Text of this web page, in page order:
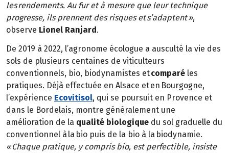
les rendements. Au fur et à mesure que leur technique
progresse, ils prennent des risques et s’adaptent »,
observe Lionel Ranjard.
De 2019 à 2022, l’agronome écologue a ausculté la vie des
sols de plusieurs centaines de viticulteurs
conventionnels, bio, biodynamistes etcomparé les
pratiques. Déjà effectuée en Alsace et en Bourgogne,
l’expérience Ecovitisol, qui se poursuit en Provence et
dans le Bordelais, montre généralement une
amélioration de la qualité biologique du sol graduelle du
conventionnel à la bio puis de la bio à la biodynamie.
« Chaque pratique, y compris bio, est perfectible, insiste